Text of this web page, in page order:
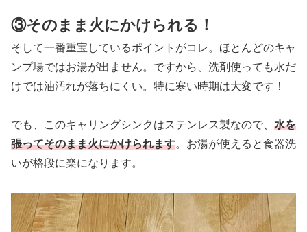
③そのまま火にかけられる！
そして一番重宝しているポイントがコレ。ほとんどのキャ
ンプ場ではお湯が出ません。ですから、洗剤使っても水だ
けでは油汚れが落ちにくい。特に寒い時期は大変です！
でも、このキャリングシンクはステンレス製なので、 水を
張ってそのまま火にかけられます。お湯が使えると食器洗
いが格段に楽になります。